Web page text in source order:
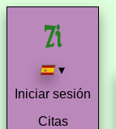
▾
Iniciar sesión
Citas